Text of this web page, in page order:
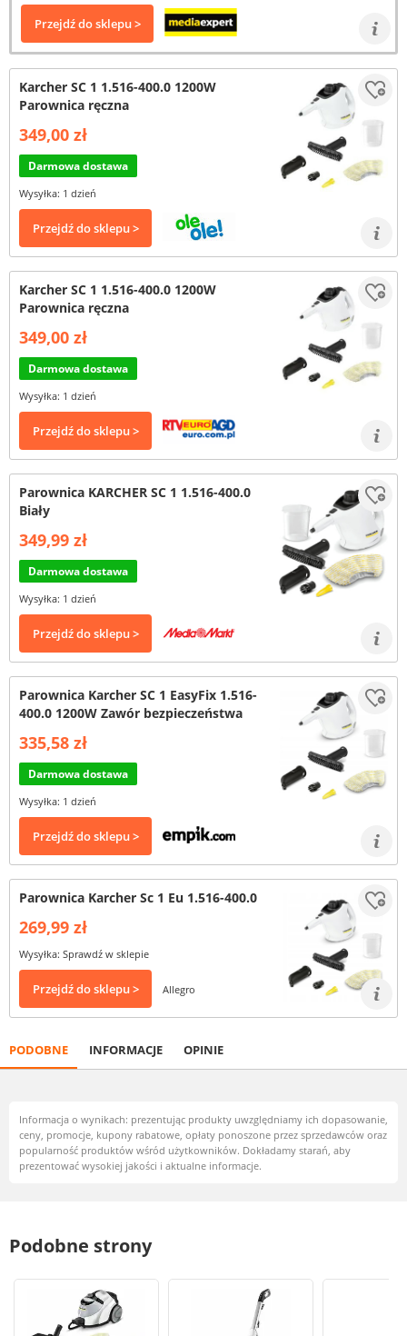
Przejdź do sklepu >
Karcher SC 1 1.516-400.0 1200W
Parownica ręczna
349,00 zł
Darmowa dostawa
Wysyłka: 1 dzień
Przejdź do sklepu >
Karcher SC 1 1.516-400.0 1200W
Parownica ręczna
349,00 zł
Darmowa dostawa
Wysyłka: 1 dzień
Przejdź do sklepu >
Parownica KARCHER SC 1 1.516-400.0
Biały
349,99 zł
Darmowa dostawa
Wysyłka: 1 dzień
Przejdź do sklepu >
Parownica Karcher SC 1 EasyFix 1.516-
400.0 1200W Zawór bezpieczeństwa
335,58 zł
Darmowa dostawa
Wysyłka: 1 dzień
Przejdź do sklepu >
Parownica Karcher Sc 1 Eu 1.516-400.0
269,99 zł
Wysyłka: Sprawdź w sklepie
Przejdź do sklepu > Allegro
PODOBNE INFORMACJE OPINIE
Informacja o wynikach: prezentując produkty uwzględniamy ich dopasowanie,
ceny, promocje, kupony rabatowe, opłaty ponoszone przez sprzedawców oraz
popularność produktów wśród użytkowników. Dokładamy starań, aby
prezentować wysokiej jakości i aktualne informacje.
Podobne strony